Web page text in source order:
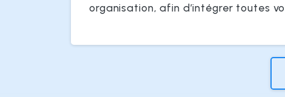
organisation, afin d’intégrer toutes